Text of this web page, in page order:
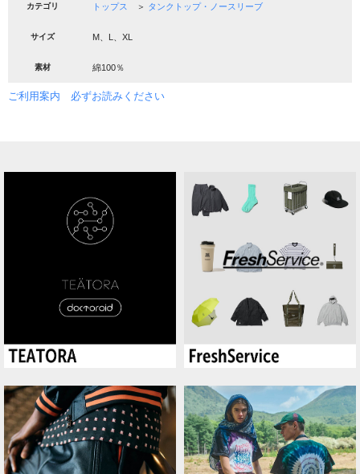
カテゴリ トップス ＞ タンクトップ・ノースリーブ
サイズ M、L、XL
素材 綿100％
ご利用案内 必ずお読みください